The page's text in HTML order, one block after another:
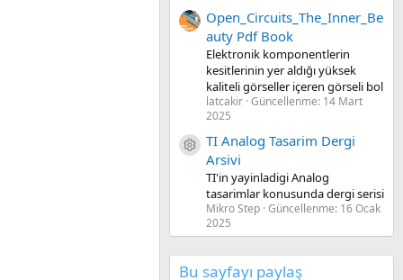
Open_Circuits_The_Inner_Be
auty Pdf Book
Elektronik komponentlerin
kesitlerinin yer aldığı yüksek
kaliteli görseller içeren görseli bol
latcakir Güncellenme: 14 Mart
2025
Kaynak ikon/amblem
TI Analog Tasarim Dergi
Arsivi
TI'in yayinladigi Analog
tasarimlar konusunda dergi serisi
Mikro Step Güncellenme: 16 Ocak
2025
Bu sayfayı paylaş